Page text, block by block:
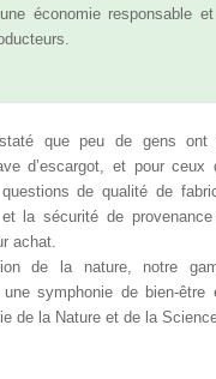
économie responsable
que peu de gens ont
d’escargot, et pour
de qualité de
la sécurité de
achat.
de la nature, notre
une symphonie de bien-
de la Nature et de la